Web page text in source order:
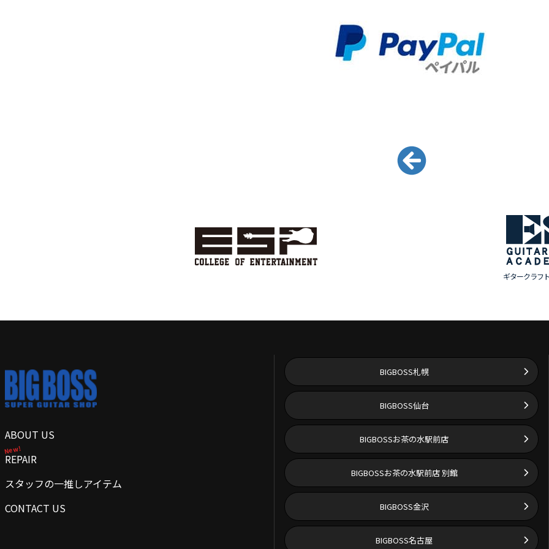
ギタークラフ
ABOUT US
REPAIR
New!
スタッフの一推しアイテム
CONTACT US
BIGBOSS札幌
BIGBOSS仙台
BIGBOSSお茶の水駅前店
BIGBOSSお茶の水駅前店 別館
BIGBOSS金沢
BIGBOSS名古屋